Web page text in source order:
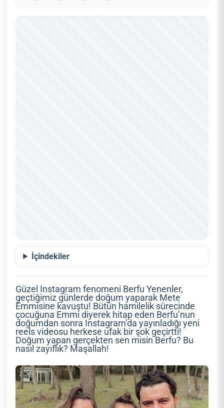
İçindekiler
Güzel Instagram fenomeni Berfu Yenenler,
geçtiğimiz günlerde doğum yaparak Mete
Emmisine kavuştu! Bütün hamilelik sürecinde
çocuğuna Emmi diyerek hitap eden Berfu’nun
doğumdan sonra Instagram’da yayınladığı yeni
reels videosu herkese ufak bir şok geçirtti!
Doğum yapan gerçekten sen misin Berfu? Bu
nasıl zayıflık? Maşallah!